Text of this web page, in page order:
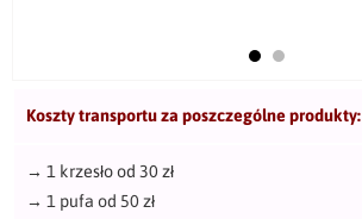
Koszty transportu za poszczególne produkty:
→ 1 krzesło od 30 zł
→ 1 pufa od 50 zł